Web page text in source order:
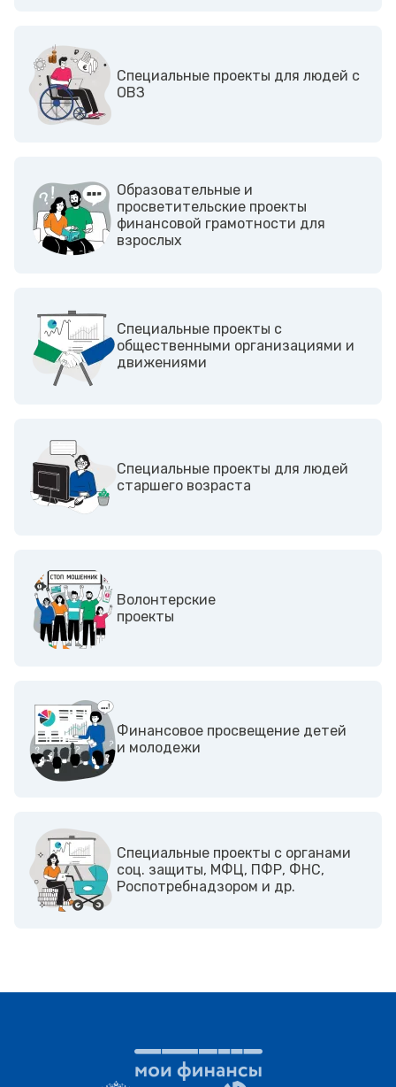
Cпециальные проекты для людей с
ОВЗ
Образовательные и
просветительские проекты
финансовой грамотности для
взрослых
Cпециальные проекты с
общественными организациями и
движениями
Специальные проекты для людей
старшего возраста
Волонтерские
проекты
Финансовое просвещение детей
и молодежи
Cпециальные проекты с органами
соц. защиты, МФЦ, ПФР, ФНС,
Роспотребнадзором и др.